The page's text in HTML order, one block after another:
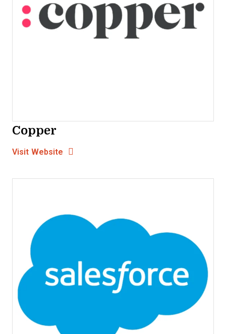
Copper
Visit Website Opens New Window